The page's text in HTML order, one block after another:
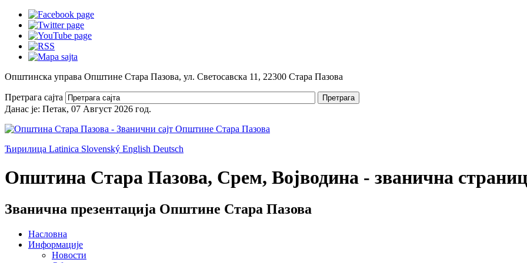
Општинска управа Општине Стара Пазова, ул. Светосавска 11, 22300 Стара Пазова
Претрага сајта Претрага
Данас је: Петак, 07 Август 2026 год.
Ћирилица Latinica Slovenský English Deutsch
Општина Стара Пазова, Срем, Војводина - званична
Званична презентација Општине Стара Пазова
Насловна
Информације
Новости